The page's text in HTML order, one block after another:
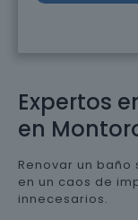
Expertos
en
Renovar un
en un caos de
innecesarios.